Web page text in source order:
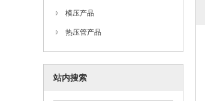
模压产品
热压管产品
站内搜索